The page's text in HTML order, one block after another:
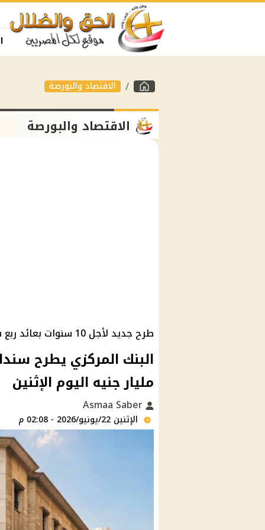
الاقتصاد والبورصة
الاقتصاد والبورصة
طرح جديد لأجل 10 سنوات بعائد ربع سنوي
مليار جنيه اليوم الإثنين
الإثنين 22/يونيو/2026 - 02:08 م